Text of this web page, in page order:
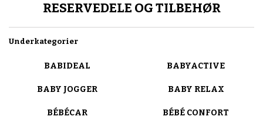
RESERVEDELE OG TILBEHØR
Underkategorier
BABIDEAL BABYACTIVE
BABY JOGGER BABY RELAX
BÉBÉCAR BÉBÉ CONFORT